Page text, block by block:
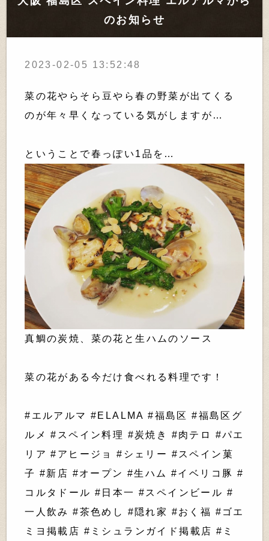
のお知らせ
2023-02-05 13:52:48
菜の花やらそら豆やら春の野菜が出てくる
のが年々早くなっている気がしますが…
ということで春っぽい1品を…
真鯛の炭焼、菜の花と生ハムのソース
菜の花がある今だけ食べれる料理です！
#エルアルマ #ELALMA #福島区 #福島区グ
ルメ #スペイン料理 #炭焼き #肉テロ #パエ
リア #アヒージョ #シェリー #スペイン菓
子 #新店 #オープン #生ハム #イベリコ豚 #
コルタドール #日本一 #スペインビール #
一人飲み #茶色めし #隠れ家 #おく福 #ゴエ
ミヨ掲載店 #ミシュランガイド掲載店 #ミ